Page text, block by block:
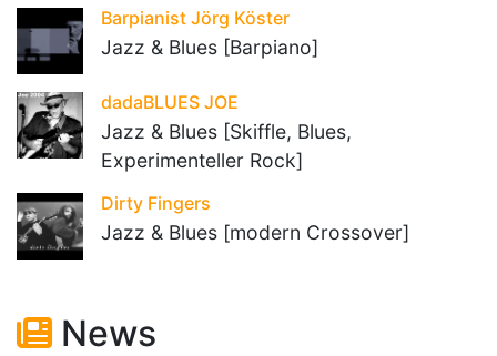
Barpianist Jörg Köster
Jazz & Blues [Barpiano]
dadaBLUES JOE
Jazz & Blues [Skiffle, Blues,
Experimenteller Rock]
Dirty Fingers
Jazz & Blues [modern Crossover]
News